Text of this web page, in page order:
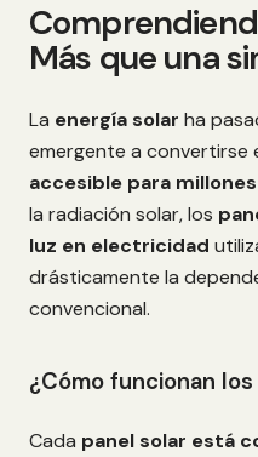
Más que una
La energía solar ha
emergente a convertirse
accesible para
la radiación solar, los
luz en electricidad
drásticamente la
convencional.
¿Cómo funcionan
Cada panel solar está